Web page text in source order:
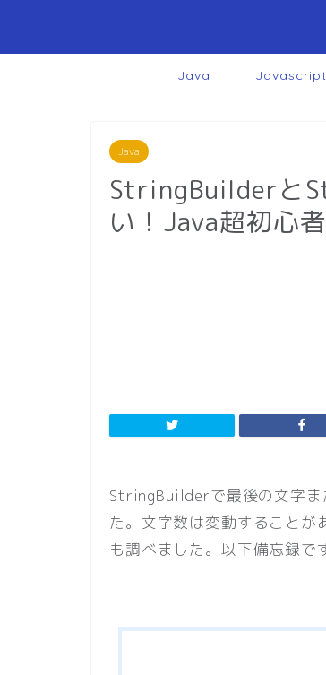
Java Javascript
Java
StringBuilderと
い！Java超初心
StringBuilderで最後の文字ま
た。文字数は変動すること
も調べました。以下備忘録で